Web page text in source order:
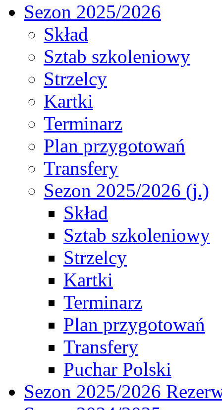
Sezon 2025/2026
Skład
Sztab szkoleniowy
Strzelcy
Kartki
Terminarz
Plan przygotowań
Transfery
Sezon 2025/2026 (j.)
Skład
Sztab szkoleniowy
Strzelcy
Kartki
Terminarz
Plan przygotowań
Transfery
Puchar Polski
Sezon 2025/2026